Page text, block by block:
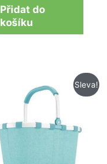
Přidat do
košíku
Sleva!
cena
375 Kč.
Aktuální
cena